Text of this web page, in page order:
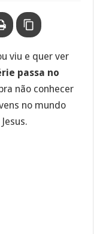
viu e quer ver
passa no
não conhecer
no mundo